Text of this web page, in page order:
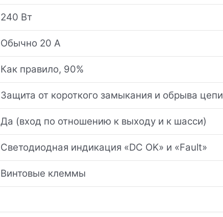
240 Вт
Обычно 20 А
Как правило, 90%
Защита от короткого замыкания и обрыва цепи
Да (вход по отношению к выходу и к шасси)
Светодиодная индикация «DC OK» и «Fault»
Винтовые клеммы